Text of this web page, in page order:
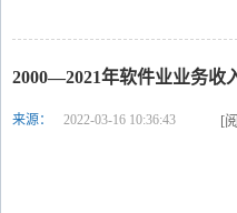
2000—2021年软件业业务收
来源： 2022-03-16 10:36:43 [